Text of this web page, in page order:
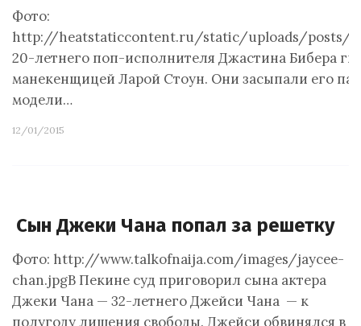
Фото:
http://heatstaticcontent.ru/static/uploads/posts/
20-летнего поп-исполнителя Джастина Бибера
манекенщицей Ларой Стоун. Они засыпали его
модели…
12/01/2015
Сын Джеки Чана попал за решетку
Фото: http://www.talkofnaija.com/images/jaycee-
chan.jpgВ Пекине суд приговорил сына актера
Джеки Чана — 32-летнего Джейси Чана — к
полугоду лишения свободы. Джейси обвинялся в